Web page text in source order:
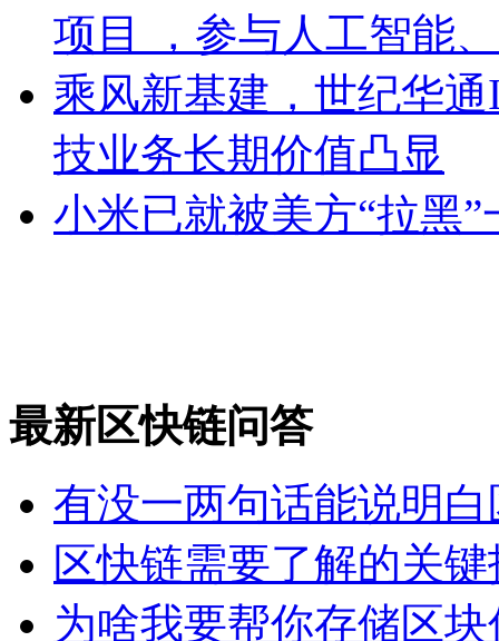
项目 ，参与人工智能
乘风新基建，世纪华
技业务长期价值凸显
小米已就被美方“拉黑
最新区快链问答
有没一两句话能说明
区快链需要了解的关
为啥我要帮你存储区